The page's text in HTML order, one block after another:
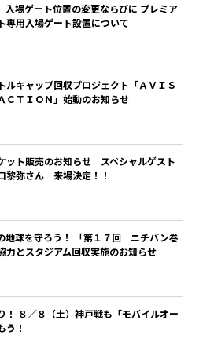
場ゲート位置の変更ならびに プレミア
専用入場ゲート設置について
ルキャップ回収プロジェクト「ＡＶＩＳ
ＴＩＯＮ」始動のお知らせ
ット販売のお知らせ スペシャルゲスト
黎弥さん 来場決定！！
地球を守ろう！ 「第１７回 ニチバン巻
力とスタジアム回収実施のお知らせ
！ ８／８（土）神戸戦も「モバイルオー
う！